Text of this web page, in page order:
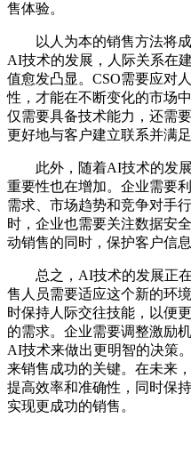
售体验。
以人为本的销售方法将成
AI技术的发展，人际关系在
值愈发凸显。CSO需要应对
性，才能在不断变化的市场
仅需要具备技术能力，还需
更好地与客户建立联系并满足
此外，随着AI技术的发展
重要性也在增加。企业需要
需求、市场趋势和竞争对手
时，企业也需要关注数据安
动销售的同时，保护客户信息
总之，AI技术的发展正在
售人员需要适应这个新的环
时保持人际交往技能，以便
的需求。企业需要调整激励
AI技术来做出更明智的决策
来销售成功的关键。在未来
提高效率和准确性，同时保
实现更成功的销售。